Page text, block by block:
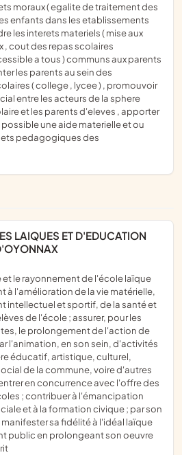
enfants dans les etablissements
les interets materiels ( mise aux
, cout des repas scolaires
a tous ) communs aux parents
les parents au sein des
( college , lycee ) , promouvoir
entre les acteurs de la sphere
et les parents d'eleves , apporter
une aide materielle et ou
pedagogiques des
à l'amélioration de la vie matérielle,
intellectuel et sportif, de la santé et
de l'école ; assurer, pour les
le prolongement de l'action de
l'animation, en son sein, d'activités
éducatif, artistique, culturel,
de la commune, voire d'autres
en concurrence avec l'offre des
; contribuer à l'émancipation
et à la formation civique ; par son
sa fidélité à l'idéal laïque
public en prolongeant son oeuvre